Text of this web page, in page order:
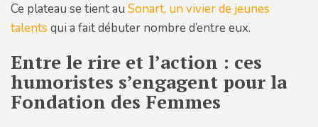
Ce plateau se tient au Sonart, un vivier de jeunes
talents qui a fait débuter nombre d’entre eux.
Entre le rire et l’action : ces
humoristes s’engagent pour la
Fondation des Femmes